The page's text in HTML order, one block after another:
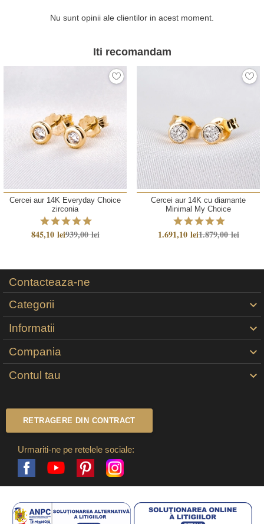
Nu sunt opinii ale clientilor in acest moment.
Iti recomandam
Cercei aur 14K Everyday Choice
zirconia
845,10 lei939,00 lei
Cercei aur 14K cu diamante
Minimal My Choice
1.691,10 lei1.879,00 lei
Contacteaza-ne
Categorii

Informatii 
Compania 
Contul tau 
RETRAGERE DIN CONTRACT
Urmariti-ne pe retelele sociale:
FacebookYouTube Pinterest